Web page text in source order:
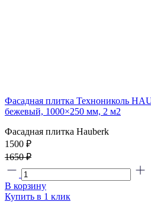
Фасадная плитка Технониколь
бежевый, 1000×250 мм, 2 м2
Фасадная плитка Hauberk
1500 ₽
1650 ₽
В корзину
Купить в 1 клик